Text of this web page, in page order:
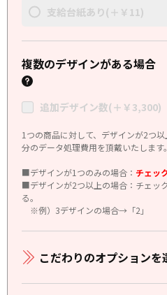
支給台紙あり(＋￥11)
複数のデザインがある場合
追加デザイン数(＋￥3,300)
1つの商品に対して、デザインが2つ
分のデータ処理費用を頂戴いたします。
■デザインが1つのみの場合： チェッ
■デザインが2つ以上の場合：チェック
る。
※例）3デザインの場合→「2」
こだわりのオプションを